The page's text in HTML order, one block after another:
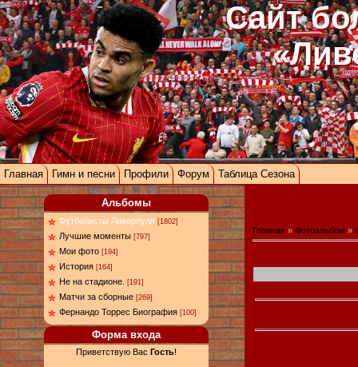
Сайт
Главная Гимн и песни Профили Форум Таблица Сезона
Альбомы
Футболисты Ливерпуля [1802]
Лучшие моменты [797]
Мои фото [194]
История [164]
Не на стадионе. [191]
Матчи за сборные [269]
Фернандо Торрес Биография [100]
Форма входа
Приветствую Вас Гость!
Главная » Фотоальбом »